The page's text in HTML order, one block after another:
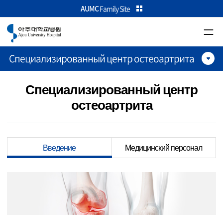
본문으로 가기
주메뉴로 가기
카피라이트로 가기
AUMCFamily Site
Специализированный центр остеоартрита
Специализированный центр
остеоартрита
Введение Медицинский персонал